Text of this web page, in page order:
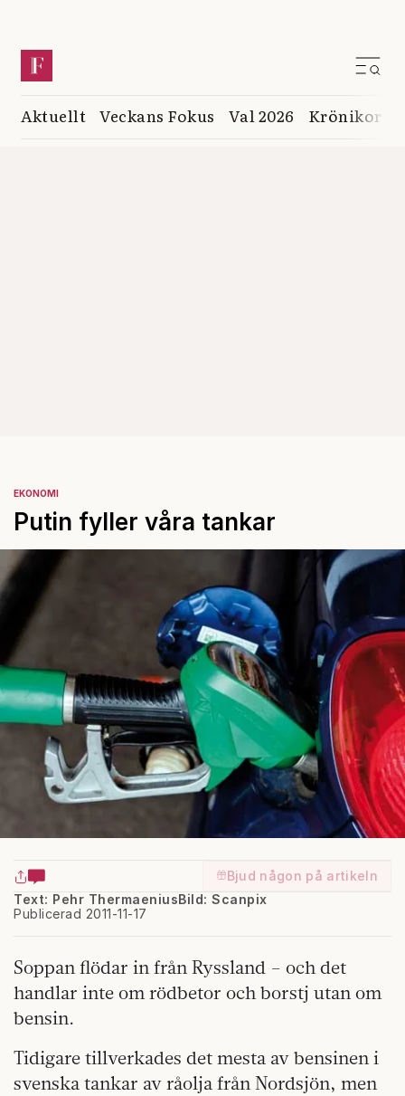
Aktuellt Veckans Fokus Val 2026 Krönikor
EKONOMI
Putin fyller våra tankar
Bjud någon på artikeln
Text: Pehr Thermaenius
Publicerad 2011-11-17
Bild: Scanpix
Soppan flödar in från Ryssland – och det
handlar inte om rödbetor och borstj utan om
bensin.
Tidigare tillverkades det mesta av bensinen i
svenska tankar av råolja från Nordsjön, men